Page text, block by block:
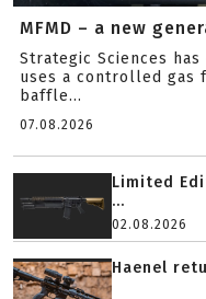
MFMD – a new
Strategic Sciences
uses a controlled gas
baffle...
07.08.2026
Limited
...
02.08.2026
Haenel